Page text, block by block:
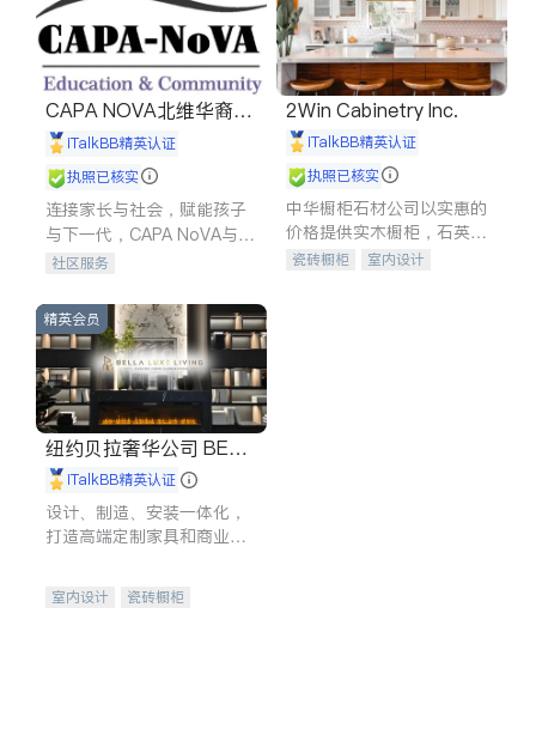
CAPA NOVA北维华裔家
长会iTalkBB精英认证
执照已核实
连接家长与社会，赋能孩子
与下一代，CAPA NoVA与您
携手建设包容、公平、充满
社区服务
2Win Cabinetry Inc.
iTalkBB精英认证
执照已核实
中华橱柜石材公司以实惠的
价格提供实木橱柜，石英石
台面，多种优质不锈钢水
瓷砖橱柜
室内设计
精英会员
纽约贝拉奢华公司 BELL
A LUXE
iTalkBB精英认证
设计、制造、安装一体化，
打造高端定制家具和商业空
室内设计
瓷砖橱柜